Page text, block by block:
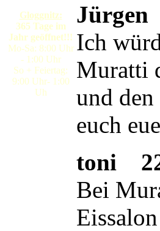
Gloggnitz:
365 Tage im
Jahr geöffnet!!!
Mo-Sa: 8:00 Uhr
- 1:00 Uhr
So + Feiertag:
9:00 Uhr- 1:00
Uh
Jürgen
Ich
Muratti
und
euch
toni
Bei